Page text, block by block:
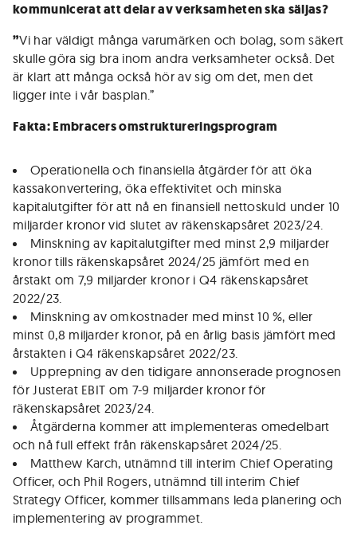
kommunicerat att delar av verksamheten ska säljas?
”Vi har väldigt många varumärken och bolag, som säkert
skulle göra sig bra inom andra verksamheter också. Det
är klart att många också hör av sig om det, men det
ligger inte i vår basplan.”
Fakta: Embracers omstruktureringsprogram
Operationella och finansiella åtgärder för att öka
kassakonvertering, öka effektivitet och minska
kapitalutgifter för att nå en finansiell nettoskuld under 10
miljarder kronor vid slutet av räkenskapsåret 2023/24.
Minskning av kapitalutgifter med minst 2,9 miljarder
kronor tills räkenskapsåret 2024/25 jämfört med en
årstakt om 7,9 miljarder kronor i Q4 räkenskapsåret
2022/23.
Minskning av omkostnader med minst 10 %, eller
minst 0,8 miljarder kronor, på en årlig basis jämfört med
årstakten i Q4 räkenskapsåret 2022/23.
Upprepning av den tidigare annonserade prognosen
för Justerat EBIT om 7-9 miljarder kronor för
räkenskapsåret 2023/24.
Åtgärderna kommer att implementeras omedelbart
och nå full effekt från räkenskapsåret 2024/25.
Matthew Karch, utnämnd till interim Chief Operating
Officer, och Phil Rogers, utnämnd till interim Chief
Strategy Officer, kommer tillsammans leda planering och
implementering av programmet.